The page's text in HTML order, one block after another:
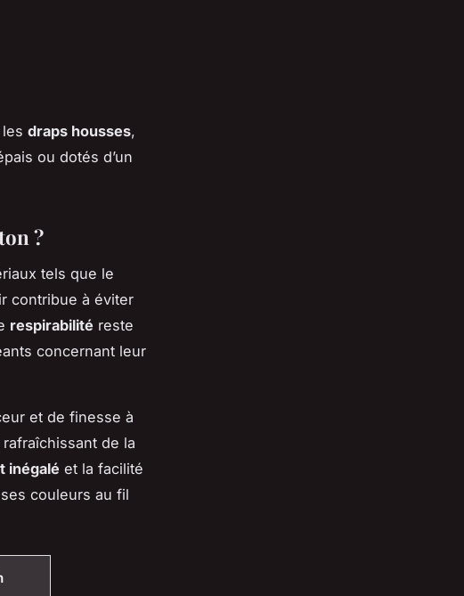
draps housses,
ou dotés d’un
?
tels que le
contribue à éviter
respirabilité reste
concernant leur
et de finesse à
de la
inégalé et la facilité
couleurs au fil